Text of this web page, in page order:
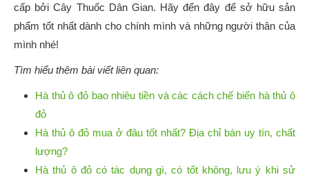
cấp bởi Cây Thuốc Dân Gian. Hãy đến đây để sở hữu sản
phẩm tốt nhất dành cho chính mình và những người thân của
mình nhé!
Tìm hiểu thêm bài viết liên quan:
Hà thủ ô đỏ bao nhiêu tiền và các cách chế biến hà thủ ô
đỏ
Hà thủ ô đỏ mua ở đâu tốt nhất? Địa chỉ bán uy tín, chất
lượng?
Hà thủ ô đỏ có tác dụng gì, có tốt không, lưu ý khi sử